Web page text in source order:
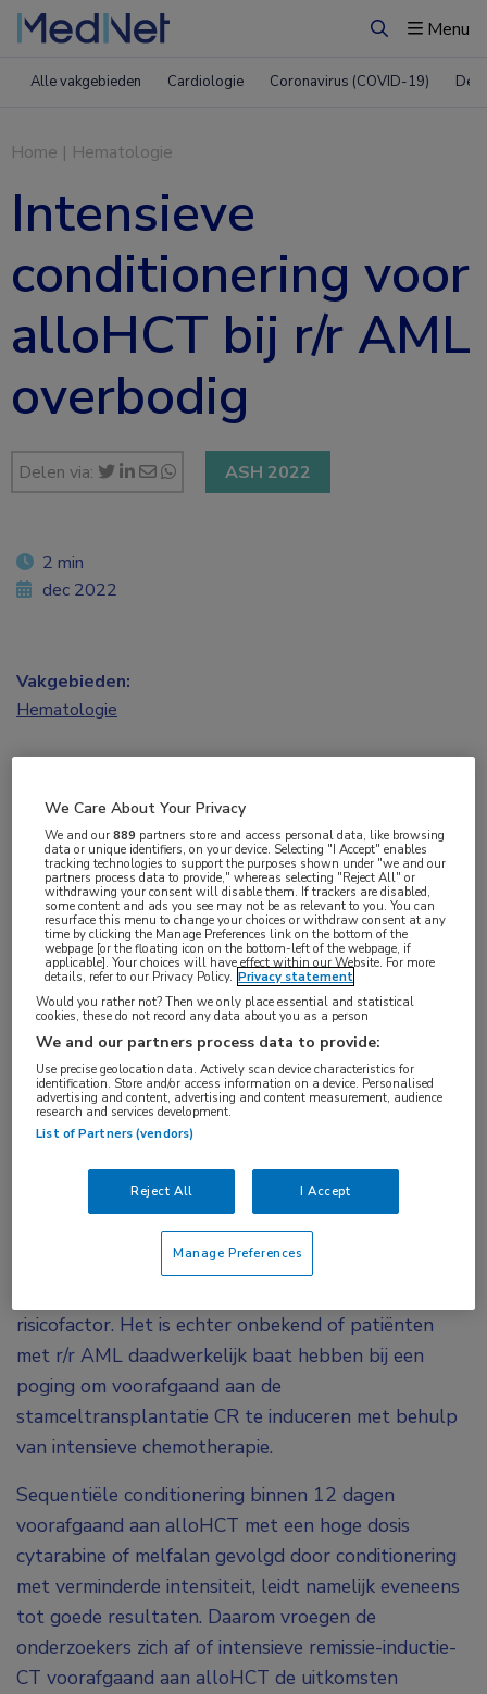
ZoekenMenu
Alle vakgebieden Cardiologie Coronavirus (COVID-19)
Home | Hematologie
Intensieve
conditionering voor
alloHCT bij r/r AML
overbodig
Delen via: ASH 2022
Bij patiënten met recidiverende/refractaire acute
myeloïde leukemie resulteert sequentiële
conditionering en onmiddellijke allogene
stamceltransplantatie in een vergelijkbare
overleving als intensieve remissie-
inductiechemotherapie gevolgd door een
allogene stamceltransplantatie. Zelfs wanneer
Voor patiënten met recidiverende/refractaire acute
myeloïde leukemie (r/r AML) is een complete remissie
(CR) voorafgaand aan de allogene
risicofactor. Het is echter onbekend of patiënten
met r/r AML daadwerkelijk baat hebben bij een
poging om voorafgaand aan de
stamceltransplantatie CR te induceren met behulp
van intensieve chemotherapie.
Sequentiële conditionering binnen 12 dagen
voorafgaand aan alloHCT met een hoge dosis
cytarabine of melfalan gevolgd door conditionering
met verminderde intensiteit, leidt namelijk eveneens
tot goede resultaten. Daarom vroegen de
onderzoekers zich af of intensieve remissie-inductie-
CT voorafgaand aan alloHCT de uitkomsten
2 min
dec 2022
Vakgebieden:
Hematologie
Tags:
allogene stamceltransplantatie,AML
We Care About Your Privacy
We and our889 partners store and access personal data, like browsing
data or unique identifiers, on your device. Selecting "I Accept" enables
tracking technologies to support the purposes shown under "we and our
partners process data to provide," whereas selecting "Reject All" or
withdrawing your consent will disable them. If trackers are disabled,
some content and ads you see may not be as relevant to you. You can
resurface this menu to change your choices or withdraw consent at any
time by clicking the Manage Preferences link on the bottom of the
webpage [or the floating icon on the bottom-left of the webpage, if
applicable]. Your choices will have effect within our Website. For more
details, refer to our Privacy Policy. Privacy statement
Would you rather not? Then we only place essential and statistical
cookies, these do not record any data about you as a person
We and our partners process data to provide:
Use precise geolocation data. Actively scan device characteristics for
identification. Store and/or access information on a device. Personalised
advertising and content, advertising and content measurement, audience
research and services development.
List of Partners (vendors)
Reject All I Accept
Manage Preferences